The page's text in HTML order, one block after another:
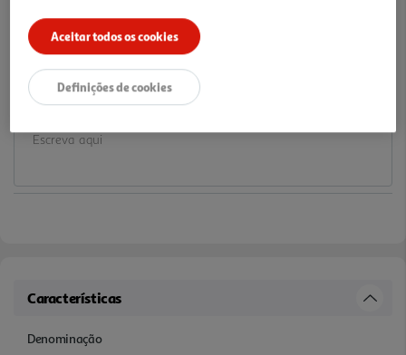
Price reduced from
3,39 €to
2,19 €
Notas de preparação
Características
Denominação
Aceitar todos os cookies
Definições de cookies